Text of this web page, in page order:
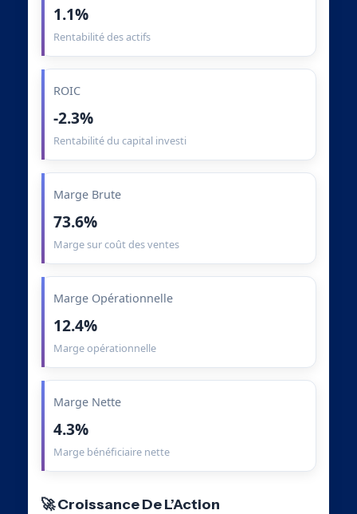
1.1%
Rentabilité des actifs
ROIC
-2.3%
Rentabilité du capital investi
Marge Brute
73.6%
Marge sur coût des ventes
Marge Opérationnelle
12.4%
Marge opérationnelle
Marge Nette
4.3%
Marge bénéficiaire nette
🚀 Croissance De L’Action